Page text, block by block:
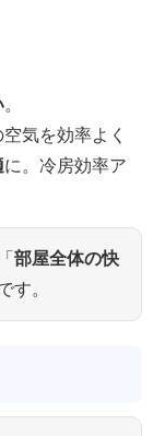
。
空気を効率よく
に。冷房効率ア
部屋全体の快
す。